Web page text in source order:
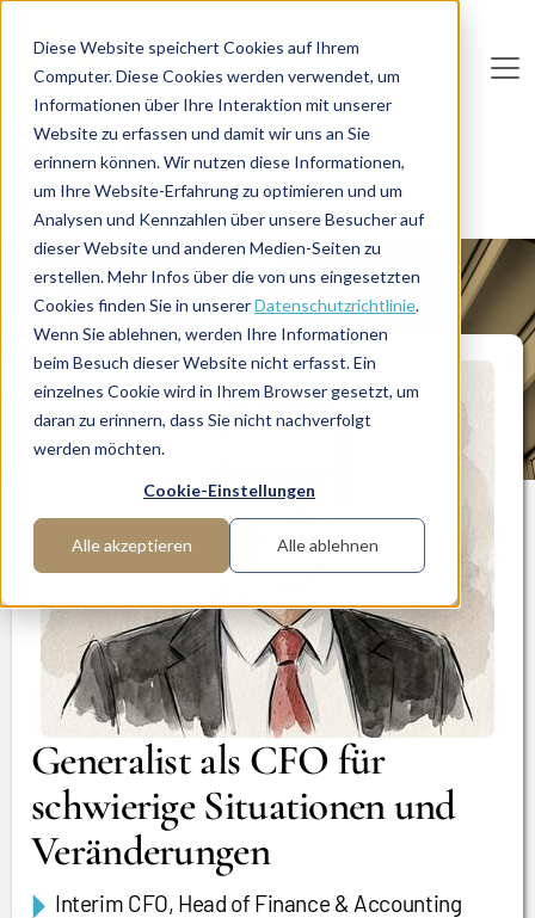
Diese Website speichert Cookies auf Ihrem
Computer. Diese Cookies werden verwendet, um
Informationen über Ihre Interaktion mit unserer
Website zu erfassen und damit wir uns an Sie
erinnern können. Wir nutzen diese Informationen,
um Ihre Website-Erfahrung zu optimieren und um
Analysen und Kennzahlen über unsere Besucher auf
dieser Website und anderen Medien-Seiten zu
erstellen. Mehr Infos über die von uns eingesetzten
Cookies finden Sie in unsererDatenschutzrichtlinie.
Wenn Sie ablehnen, werden Ihre Informationen
beim Besuch dieser Website nicht erfasst. Ein
einzelnes Cookie wird in Ihrem Browser gesetzt, um
daran zu erinnern, dass Sie nicht nachverfolgt
werden möchten.
Cookie-Einstellungen
Alle akzeptieren Alle ablehnen
Deutsc he InterimAG
Home
Manager-Übersicht
Generalist als CFO für schwierige Situationen und
Veränderungen
MANAGERPROFIL
Generalist als CFO für
schwierige Situationen und
Veränderungen
Interim CFO, Head of Finance & Accounting